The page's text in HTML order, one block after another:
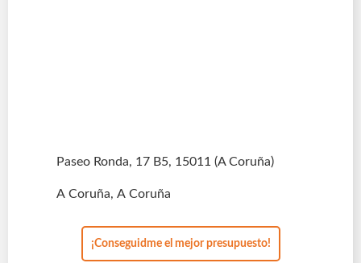
Paseo Ronda, 17 B5, 15011 (A Coruña)
A Coruña, A Coruña
¡Conseguidme el mejor presupuesto!